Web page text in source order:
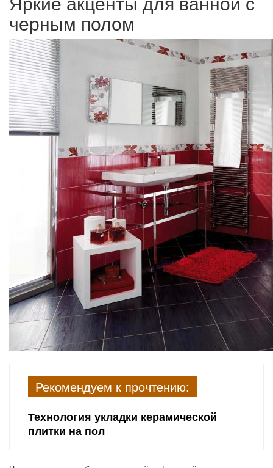
черным полом
Рекомендуем к прочтению:
Технология укладки керамической
плитки на пол